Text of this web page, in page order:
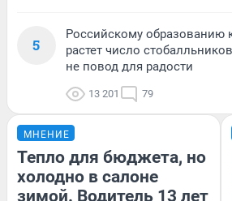
5
Российскому образованию
растет число
не повод для радости
13 201 79
МНЕНИЕ
Тепло для бюджета, но
холодно в салоне
зимой. Водитель 13 лет